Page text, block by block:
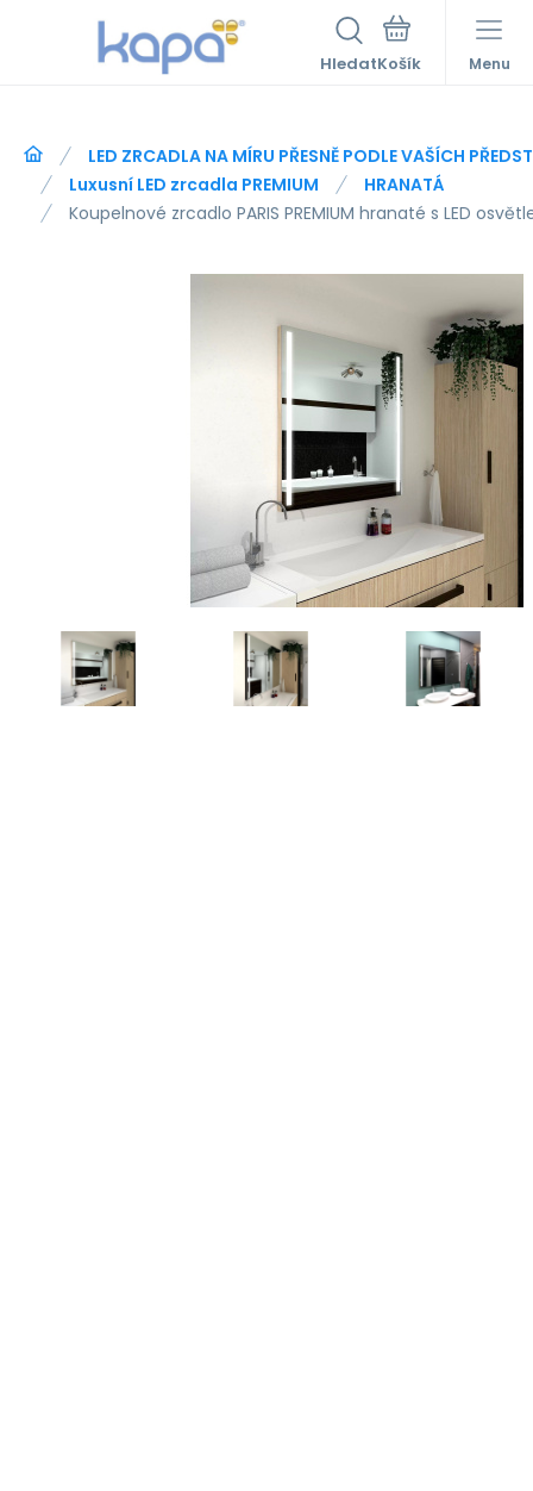
Hledat Menu
LED ZRCADLA NA MÍRU PŘESNĚ PODLE VAŠÍCH
Luxusní LED zrcadla PREMIUM
HRANATÁ
Koupelnové zrcadlo PARIS PREMIUM hranaté s LED